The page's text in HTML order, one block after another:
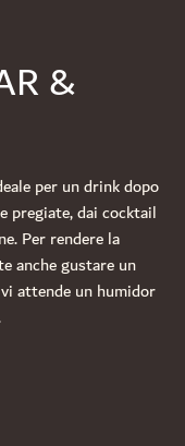
&
per un drink dopo
pregiate, dai cocktail
Per rendere la
anche gustare un
attende un humidor